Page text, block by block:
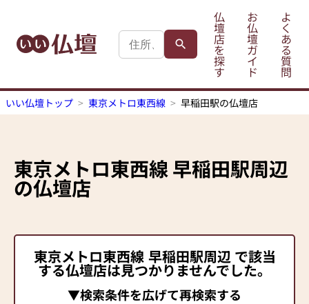
仏
壇
店
を
探
す
お
仏
壇
ガ
イ
ド
よ
く
あ
る
質
問
いい仏壇トップ 東京メトロ東西線 早稲田駅の仏壇店
東京メトロ東西線早稲田駅周辺
の仏壇店
東京メトロ東西線 早稲田駅周辺 で該当
する仏壇店は見つかりませんでした。
▼検索条件を広げて再検索する